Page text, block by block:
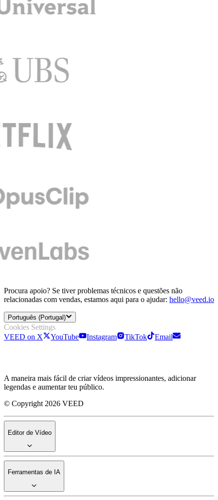
Procura apoio? Se tiver problemas técnicos e questões não
relacionadas com vendas, estamos aqui para o ajudar: hello@veed.io
Português (Portugal)
Cookies Settings
VEED on X
YouTube Instagram TikTok Email
A maneira mais fácil de criar vídeos impressionantes, adicionar
legendas e aumentar teu público.
© Copyright 2026 VEED
Editor de Vídeo
Ferramentas de IA